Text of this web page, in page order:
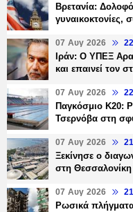
Βρετανία:
γυναικοκτονίες,
07 Αυγ 2026
Ιράν: Ο ΥΠΕΞ
και επαινεί τον
07 Αυγ 2026
Παγκόσμιο Κ20:
Τσερνόβα στη
07 Αυγ 2026
Ξεκίνησε ο
στη Θεσσαλονίκη
07 Αυγ 2026
Ρωσικά